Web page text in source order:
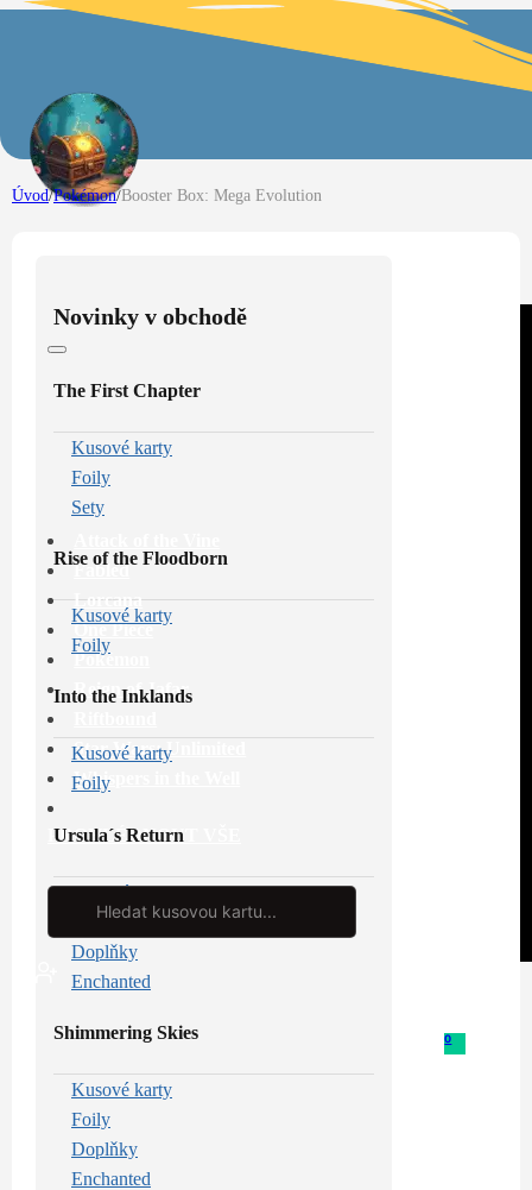
Fabled
Lorcana
One Piece
Pokémon
Reign of Jafar
Star Wars: Unlimited
Whispers in the Well
PROHLÉDNOUT VŠE
Search
0
Úvod/Pokémon/Booster Box: Mega Evolution
Novinky v obchodě
The First Chapter
Kusové karty
Foily
Sety
Rise of the Floodborn
Kusové karty
Foily
Into the Inklands
Kusové karty
Foily
Ursula´s Return
Kusové karty
Foily
Doplňky
Enchanted
Shimmering Skies
Kusové karty
Foily
Doplňky
Enchanted